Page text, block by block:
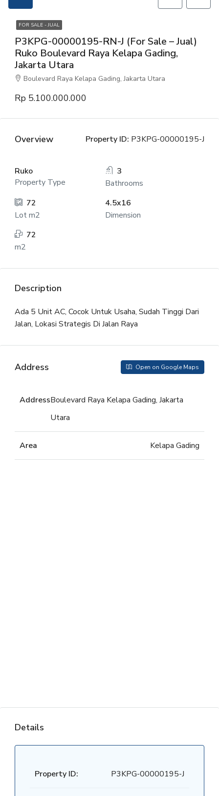
FOR SALE - JUAL
P3KPG-00000195-RN-J (For Sale – Jual)
Ruko Boulevard Raya Kelapa Gading,
Jakarta Utara
Boulevard Raya Kelapa Gading, Jakarta Utara
Rp 5.100.000.000
Overview Property ID: P3KPG-00000195-J
Ruko
Property Type
3
Bathrooms
72
Lot m2
4.5x16
Dimension
72
m2
Description
Ada 5 Unit AC, Cocok Untuk Usaha, Sudah Tinggi Dari
Jalan, Lokasi Strategis Di Jalan Raya
Address Open on Google Maps
AddressBoulevard Raya Kelapa Gading, Jakarta
Utara
Area Kelapa Gading
Details
Property ID: P3KPG-00000195-J